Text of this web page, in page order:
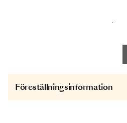
Föreställningsinformation